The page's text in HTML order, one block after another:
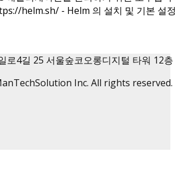
helm.sh/ - Helm 의 설치 및 기본
로4길 25 서울숲코오롱디지털 타워 12층
Inc. All rights reserved.